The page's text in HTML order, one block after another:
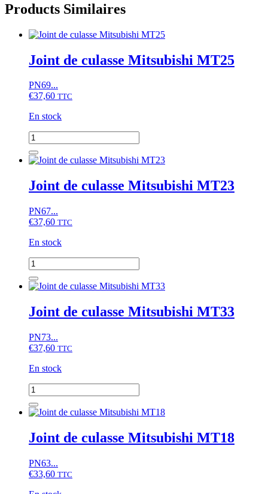
Products Similaires
Joint de culasse Mitsubishi MT25
PN69...
€37,60 TTC
En stock
quantité
de
Joint
culasse
Mitsubishi
Joint de culasse Mitsubishi MT23
PN67...
€37,60 TTC
En stock
quantité
de
Joint
culasse
Mitsubishi
Joint de culasse Mitsubishi MT33
PN73...
€37,60 TTC
En stock
quantité
de
Joint
culasse
Mitsubishi
Joint de culasse Mitsubishi MT18
PN63...
€33,60 TTC